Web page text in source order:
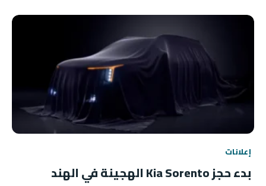
إعلانات
بدء حجز Kia Sorento الهجينة في الهند